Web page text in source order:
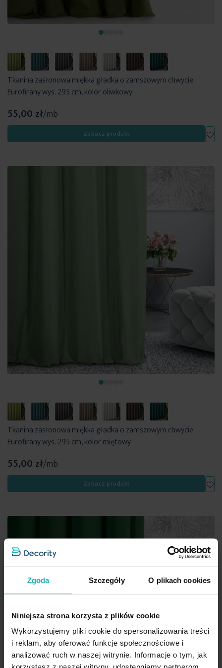
Zgoda Szczegóły O plikach cookies
Niniejsza strona korzysta z plików cookie
Wykorzystujemy pliki cookie do spersonalizowania treści
i reklam, aby oferować funkcje społecznościowe i
analizować ruch w naszej witrynie. Informacje o tym, jak
Tkanina zasłonowa miękka gładka o zamszowym chwycie
Eurofirany wys. 295 cm, kolor oliwkowy
55,00 zł/mb
Zobacz produkt
Tkanina zasłonowa miękka gładka o zamszowym chwycie
Eurofirany wys. 295 cm, kolor miętowy
55,00 zł/mb
Zobacz produkt